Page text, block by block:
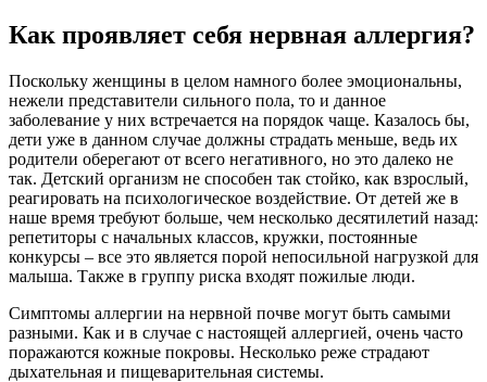
Как проявляет себя нервная аллергия?
Поскольку женщины в целом намного более эмоциональны,
нежели представители сильного пола, то и данное
заболевание у них встречается на порядок чаще. Казалось бы,
дети уже в данном случае должны страдать меньше, ведь их
родители оберегают от всего негативного, но это далеко не
так. Детский организм не способен так стойко, как взрослый,
реагировать на психологическое воздействие. От детей же в
наше время требуют больше, чем несколько десятилетий назад:
репетиторы с начальных классов, кружки, постоянные
конкурсы – все это является порой непосильной нагрузкой для
малыша. Также в группу риска входят пожилые люди.
Симптомы аллергии на нервной почве могут быть самыми
разными. Как и в случае с настоящей аллергией, очень часто
поражаются кожные покровы. Несколько реже страдают
дыхательная и пищеварительная системы.